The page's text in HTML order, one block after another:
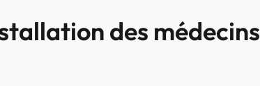
des médecins